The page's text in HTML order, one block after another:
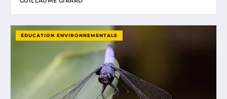
ÉDUCATION ENVIRONNEMENTALE